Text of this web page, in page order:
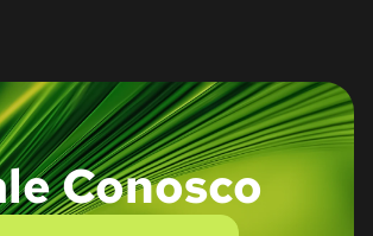
Conosco